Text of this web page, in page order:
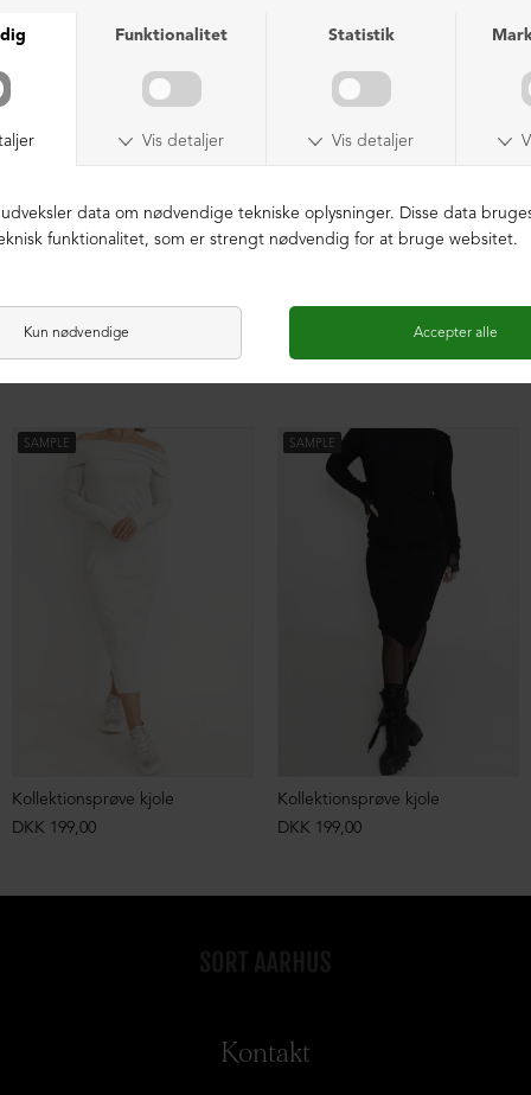
SAMPLE
Kollektionsprøve kjole
DKK 199,00
SAMPLE
Kollektionsprøve kjole
DKK 199,00
Kontakt